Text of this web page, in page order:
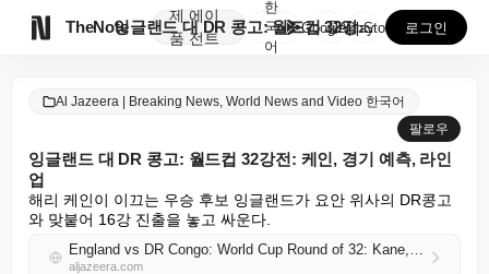
TheNote
제
품
에이
전트
잉글랜드 대 DR 콩고: 월드컵 32강전: 케인, 경기...
한
국
어
GooglePlay
AppStore 로그인
Al Jazeera | Breaking News, World News and Video 한국어
팔로우
잉글랜드 대 DR 콩고: 월드컵 32강전: 케인, 경기 예측, 라인
업
해리 케인이 이끄는 우승 후보 잉글랜드가 요안 위사의 DR콩고
와 맞붙어 16강 진출을 놓고 싸운다.
England vs DR Congo: World Cup Round of 32: Kane, match prediction, lineups
aljazeera.com